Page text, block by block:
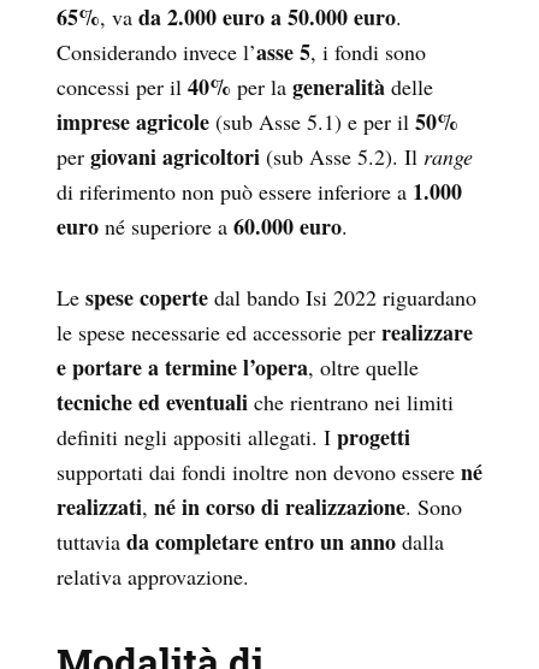
65%, va da 2.000 euro a 50.000 euro.
Considerando invece l’asse 5, i fondi sono
concessi per il 40% per la generalità delle
imprese agricole (sub Asse 5.1) e per il 50%
per giovani agricoltori (sub Asse 5.2). Il range
di riferimento non può essere inferiore a 1.000
euro né superiore a 60.000 euro.
Le spese coperte dal bando Isi 2022 riguardano
le spese necessarie ed accessorie per realizzare
e portare a termine l’opera, oltre quelle
tecniche ed eventuali che rientrano nei limiti
definiti negli appositi allegati. I progetti
supportati dai fondi inoltre non devono essere né
realizzati, né in corso di realizzazione. Sono
tuttavia da completareentro un anno dalla
relativa approvazione.